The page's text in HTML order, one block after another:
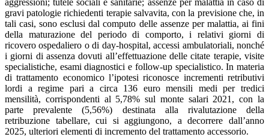
gravi patologie richiedenti terapie salvavita, con la previsione che, in
tali casi, sono esclusi dal computo delle assenze per malattia, ai fini
della maturazione del periodo di comporto, i relativi giorni di
ricovero ospedaliero o di day-hospital, accessi ambulatoriali, nonché
i giorni di assenza dovuti all’effettuazione delle citate terapie, visite
specialistiche, esami diagnostici e follow-up specialistico. In materia
di trattamento economico l’ipotesi riconosce incrementi retributivi
lordi a regime pari a circa 136 euro mensili medi per tredici
mensilità, corrispondenti al 5,78% sul monte salari 2021, con la
parte prevalente (5,56%) destinata alla rivalutazione della
retribuzione tabellare, cui si aggiungono, a decorrere dall’anno
2025, ulteriori elementi di incremento del trattamento accessorio.